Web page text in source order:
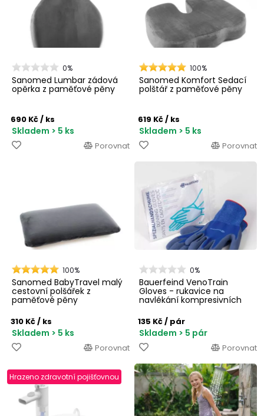
0%
Sanomed Lumbar zádová
opěrka z paměťové pěny
690 Kč/ ks
Skladem > 5 ks
Porovnat
100%
Sanomed Komfort Sedací
polštář z paměťové pěny
619 Kč/ ks
Skladem > 5 ks
Porovnat
100%
Sanomed BabyTravel malý
cestovní polšářek z
paměťové pěny
310 Kč/ ks
Skladem > 5 ks
Porovnat
0%
Bauerfeind VenoTrain
Gloves - rukavice na
navlékání kompresivních
135 Kč/ pár
Skladem > 5 pár
Porovnat
Hrazeno zdravotní pojišťovnou